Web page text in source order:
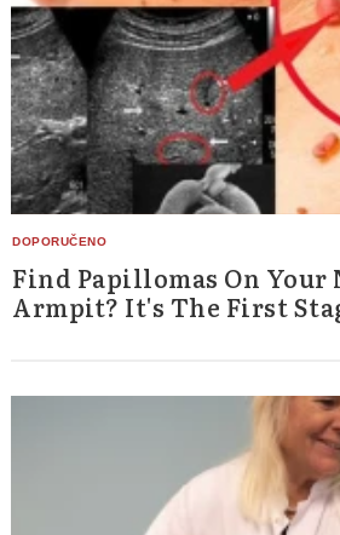
Find Papillomas On Your
Armpit? It's The First